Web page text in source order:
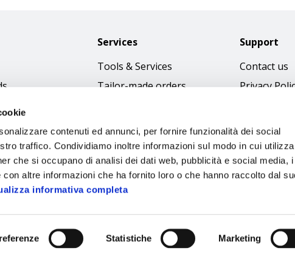
contenuti ed annunci, per fornire funzionalità dei social
traffico. Condividiamo inoltre informazioni sul modo in cui
che si occupano di analisi dei dati web, pubblicità e social media, i
altre informazioni che ha fornito loro o che hanno raccolto dal
informativa completa
Statistiche Marketing
Services
Tools & Services
Tailor-made orders
Download Immagini
Support
Contact us
Privacy
Terms &
Cookie Policy
Accessibilità
Code of